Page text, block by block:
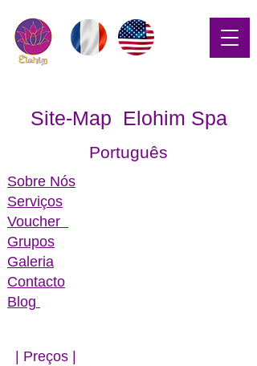
Site-Map Elohim Spa
Português
Sobre Nós
Serviços
Voucher
Grupos
Galeria
Contacto
Blog
| ​Preços |